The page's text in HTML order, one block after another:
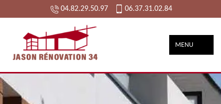
04.82.29.50.97 06.37.31.02.84
MENU